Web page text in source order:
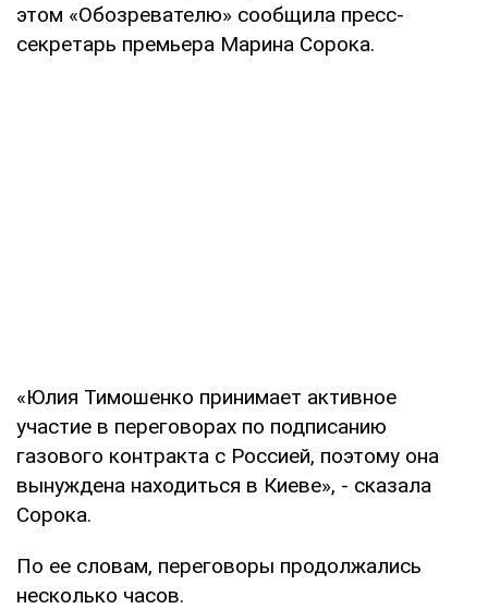
этом «Обозревателю» сообщила пресс-
секретарь премьера Марина Сорока.
«Юлия Тимошенко принимает активное
участие в переговорах по подписанию
газового контракта с Россией, поэтому она
вынуждена находиться в Киеве», - сказала
Сорока.
По ее словам, переговоры продолжались
несколько часов.